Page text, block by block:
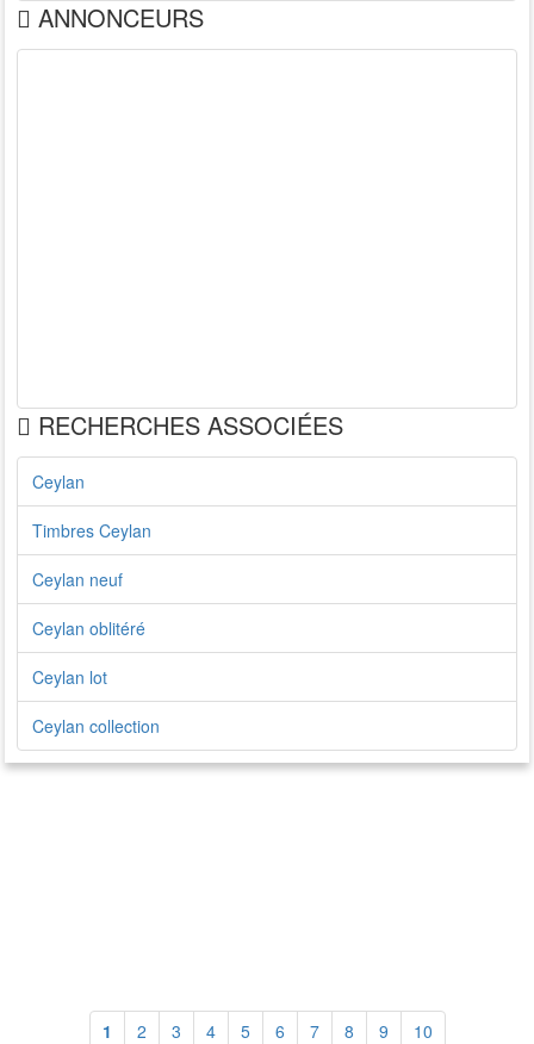
ANNONCEURS
RECHERCHES ASSOCIÉES
Ceylan
Timbres Ceylan
Ceylan neuf
Ceylan oblitéré
Ceylan lot
Ceylan collection
1 2 3 4 5 6 7 8 9 10